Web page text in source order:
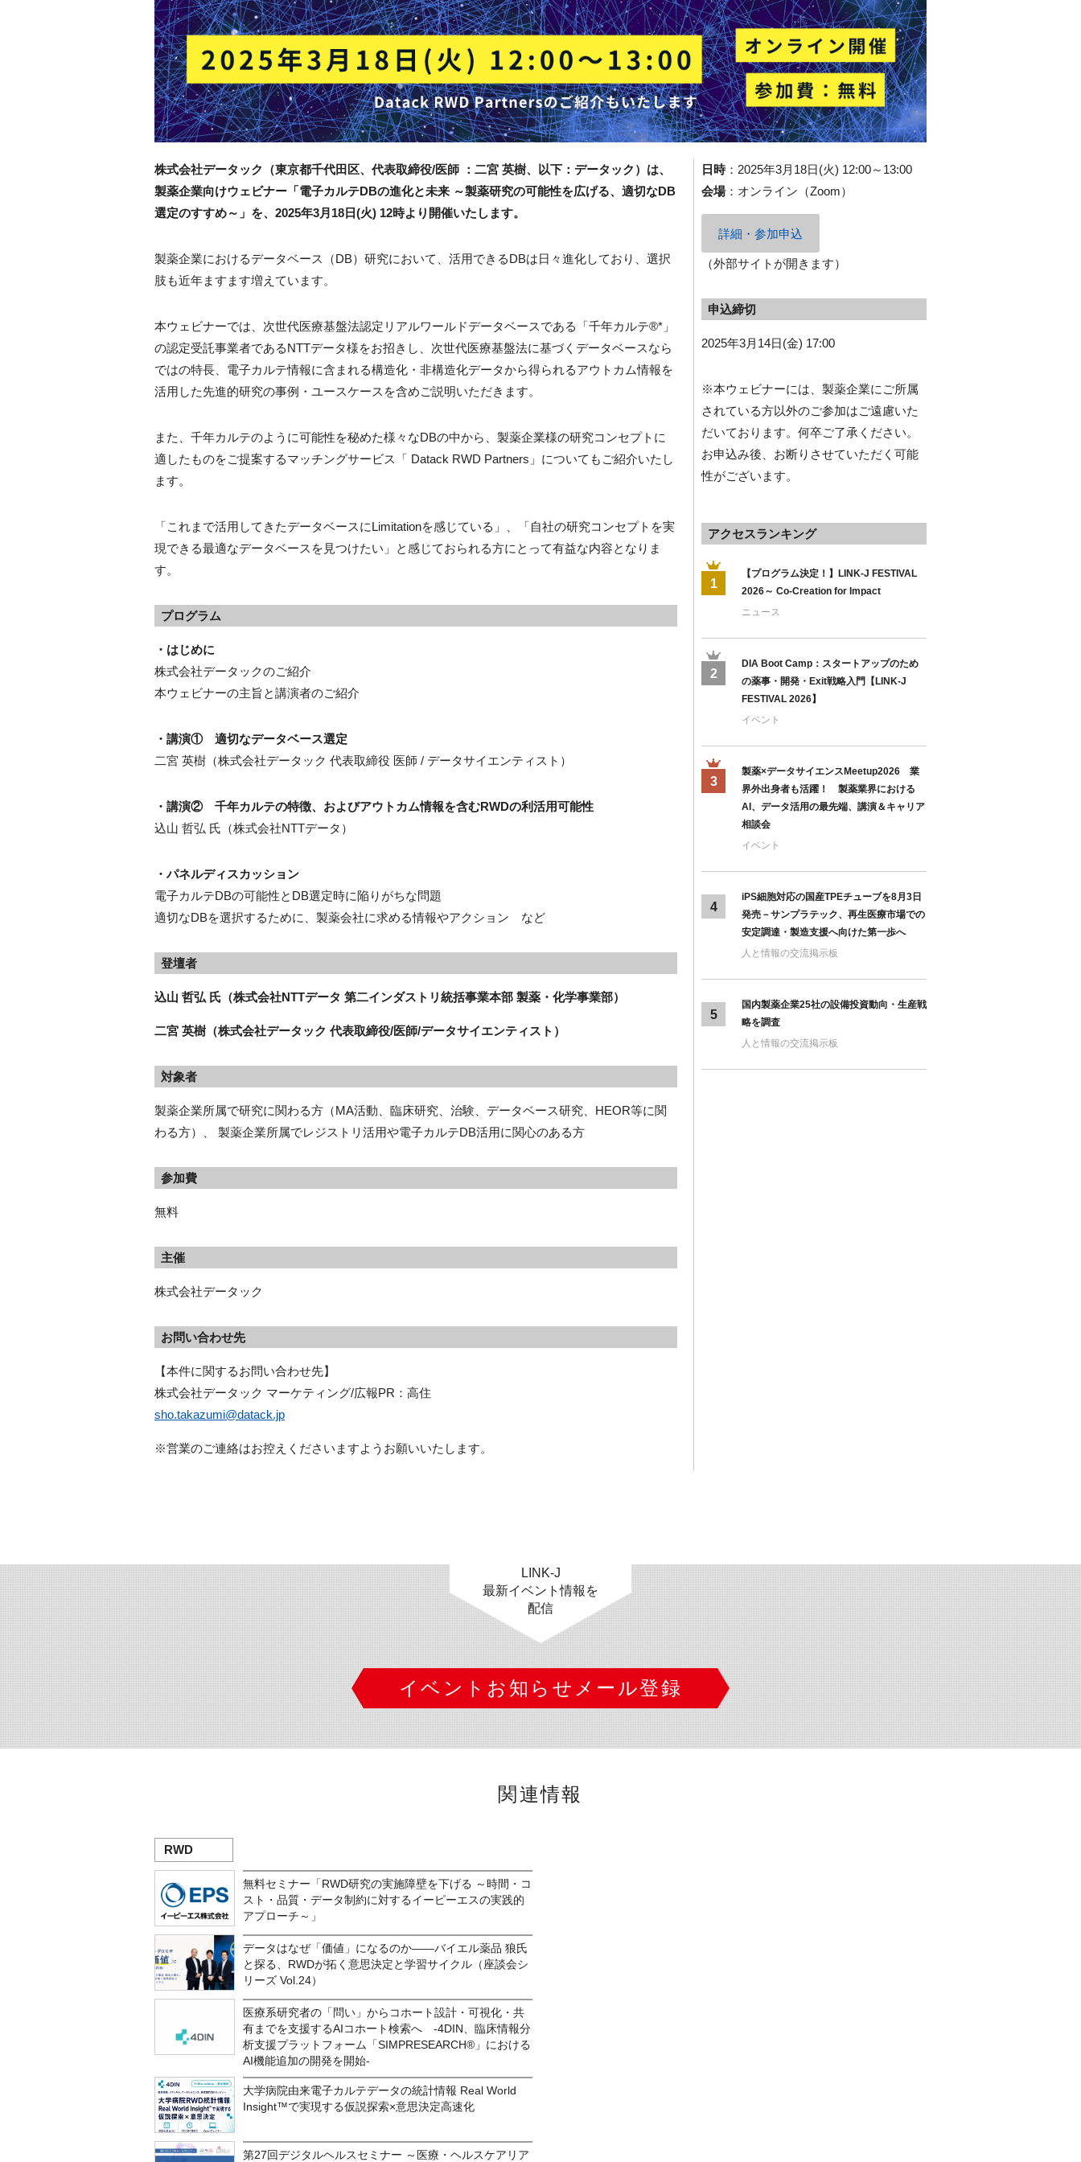
株式会社データック（東京都千代田区、代表取締役/医師 ：二宮 英樹、以下：データック）は、
製薬企業向けウェビナー「電子カルテDBの進化と未来 ～製薬研究の可能性を広げる、適切なDB
選定のすすめ～」を、2025年3月18日(火) 12時より開催いたします。
製薬企業におけるデータベース（DB）研究において、活用できるDBは日々進化しており、選択
肢も近年ますます増えています。
本ウェビナーでは、次世代医療基盤法認定リアルワールドデータベースである「千年カルテ®*」
の認定受託事業者であるNTTデータ様をお招きし、次世代医療基盤法に基づくデータベースなら
ではの特長、電子カルテ情報に含まれる構造化・非構造化データから得られるアウトカム情報を
活用した先進的研究の事例・ユースケースを含めご説明いただきます。
また、千年カルテのように可能性を秘めた様々なDBの中から、製薬企業様の研究コンセプトに
適したものをご提案するマッチングサービス「 Datack RWD Partners」についてもご紹介いたし
ます。
「これまで活用してきたデータベースにLimitationを感じている」、「自社の研究コンセプトを実
現できる最適なデータベースを見つけたい」と感じておられる方にとって有益な内容となりま
す。
プログラム
・はじめに
株式会社データックのご紹介
本ウェビナーの主旨と講演者のご紹介
・講演① 適切なデータベース選定
二宮 英樹（株式会社データック 代表取締役 医師 / データサイエンティスト）
・講演② 千年カルテの特徴、およびアウトカム情報を含むRWDの利活用可能性
込山 哲弘 氏（株式会社NTTデータ）
・パネルディスカッション
電子カルテDBの可能性とDB選定時に陥りがちな問題
適切なDBを選択するために、製薬会社に求める情報やアクション など
登壇者
込山 哲弘 氏（株式会社NTTデータ 第二インダストリ統括事業本部 製薬・化学事業部）
二宮 英樹（株式会社データック 代表取締役/医師/データサイエンティスト）
対象者
製薬企業所属で研究に関わる方（MA活動、臨床研究、治験、データベース研究、HEOR等に関
わる方）、 製薬企業所属でレジストリ活用や電子カルテDB活用に関心のある方
参加費
無料
主催
株式会社データック
お問い合わせ先
【本件に関するお問い合わせ先】
株式会社データック マーケティング/広報PR：高住
sho.takazumi@datack.jp
※営業のご連絡はお控えくださいますようお願いいたします。
日時： 2025年3月18日(火) 12:00～13:00
会場： オンライン（Zoom）
詳細・参加申込
（外部サイトが開きます）
申込締切
2025年3月14日(金) 17:00
※本ウェビナーには、製薬企業にご所属
されている方以外のご参加はご遠慮いた
だいております。何卒ご了承ください。
お申込み後、お断りさせていただく可能
性がございます。
アクセスランキング
1
【プログラム決定！】LINK-J FESTIVAL
2026～ Co-Creation for Impact
ニュース
2
DIA Boot Camp：スタートアップのため
の薬事・開発・Exit戦略入門【LINK-J
FESTIVAL 2026】
イベント
3
製薬×データサイエンスMeetup2026 業
界外出身者も活躍！ 製薬業界における
AI、データ活用の最先端、講演＆キャリア
相談会
イベント
4
iPS細胞対応の国産TPEチューブを8月3日
発売－サンプラテック、再生医療市場での
安定調達・製造支援へ向けた第一歩へ
人と情報の交流掲示板
5
国内製薬企業25社の設備投資動向・生産戦
略を調査
人と情報の交流掲示板
LINK-J
最新イベント情報を
配信
イベントお知らせメール登録
関連情報
RWD
無料セミナー「RWD研究の実施障壁を下げる ～時間・コ
スト・品質・データ制約に対するイーピーエスの実践的
アプローチ～」
データはなぜ「価値」になるのか——バイエル薬品 狼氏
と探る、RWDが拓く意思決定と学習サイクル（座談会シ
リーズ Vol.24）
医療系研究者の「問い」からコホート設計・可視化・共
有までを支援するAIコホート検索へ -4DIN、臨床情報分
析支援プラットフォーム「SIMPRESEARCH®」における
AI機能追加の開発を開始-
大学病院由来電子カルテデータの統計情報 Real World
Insight™で実現する仮説探索×意思決定高速化
第27回デジタルヘルスセミナー ～医療・ヘルスケアリア